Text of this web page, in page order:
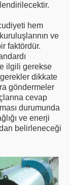
hem
ve
faktördür.
ilgili gerekse
dikkate
göndermeler
cevap
durumunda
ve enerji
belirleneceği